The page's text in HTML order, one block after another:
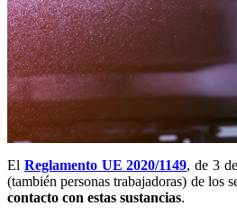
El Reglamento UE 2020/1149, de 3
(también personas trabajadoras) de los
contacto con estas sustancias.